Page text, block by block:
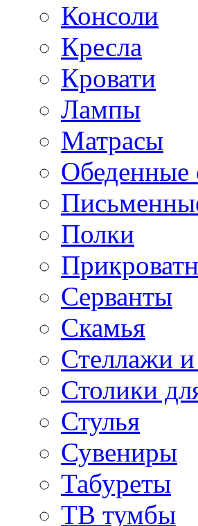
Консоли
Кресла
Кровати
Лампы
Матрасы
Обеденные
Полки
Серванты
Скамья
Стеллажи
Столики
Стулья
Сувениры
Табуреты
ТВ тумбы